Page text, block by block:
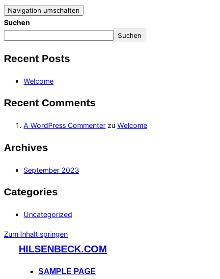
Navigation umschalten
Suchen
Suchen
Recent Posts
Welcome
Recent Comments
A WordPress Commenter zu Welcome
Archives
September 2023
Categories
Uncategorized
Zum Inhalt springen
HILSENBECK.COM
SAMPLE PAGE